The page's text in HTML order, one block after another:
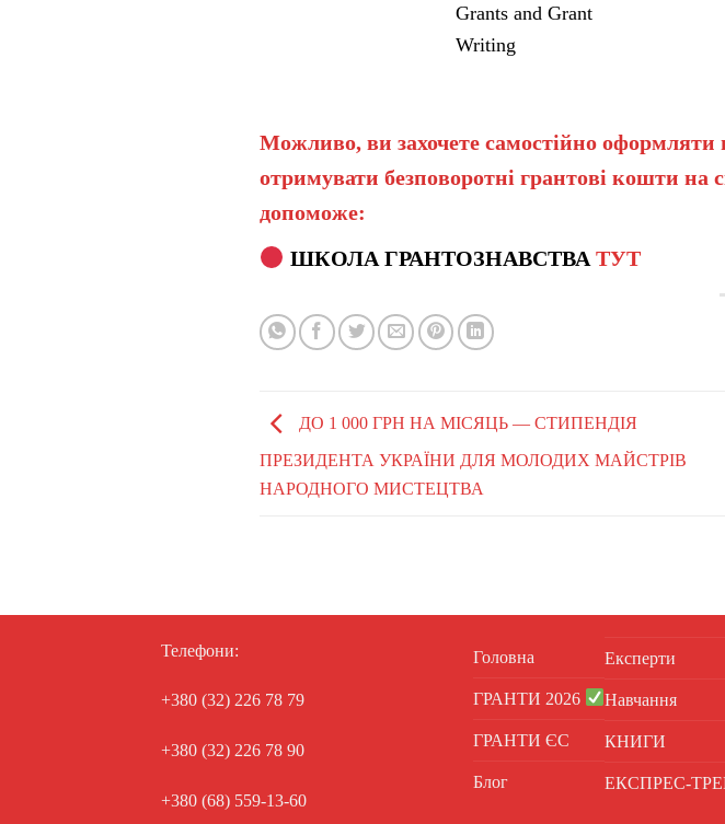
Grants and Grant
Writing
Можливо, ви захочете самостійно оформляти
отримувати безповоротні грантові кошти
допоможе:
ШКОЛА ГРАНТОЗНАВСТВА ТУТ
ДО 1 000 ГРН НА МІСЯЦЬ — СТИПЕНДІЯ
ПРЕЗИДЕНТА УКРАЇНИ ДЛЯ МОЛОДИХ МАЙСТРІВ
НАРОДНОГО МИСТЕЦТВА
Телефони:
+380 (32) 226 78 79
+380 (32) 226 78 90
+380 (68) 559-13-60
Головна
ГРАНТИ 2026
ГРАНТИ ЄС
Блог
Експерти
Навчання
КНИГИ
ЕКСПРЕС-